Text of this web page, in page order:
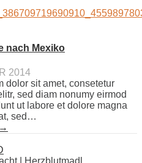
nach Mexiko
2014
dolor sit amet, consetetur
sed diam nonumy eirmod
ut labore et dolore magna
sed…
| Herzblutmadl